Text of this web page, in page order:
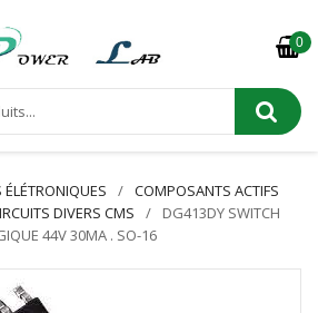
0
COMPOSANTS ACTIFS
DIVERS CMS
DG413DY SWITCH
44V 30MA . SO-16